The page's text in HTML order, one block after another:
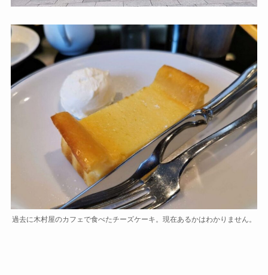
過去に木村屋のカフェで食べたチーズケーキ。現在あるかはわかりません。